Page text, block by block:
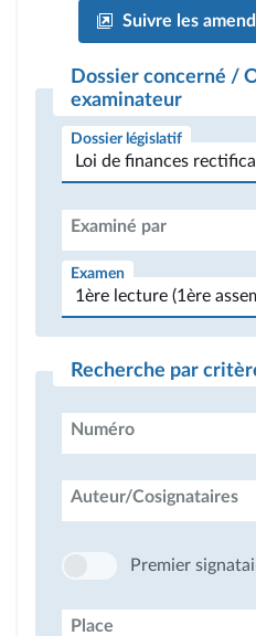
Suivre les
Dossier concerné /
examinateur
Dossier législatif
Examiné par
Examen
Recherche par
Numéro
Auteur/Cosignataires
Premier
Place